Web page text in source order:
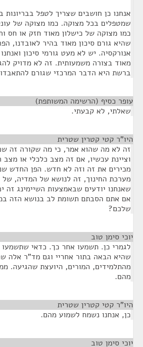
אנחנו כן חושבים שצריך לטפל בבריונות
שמטפלים בכל מצוקה. כמו מצוקה של
כמו מצוקה של כישלון מאוד חזק או חס
שהיא גורם סיכון מאוד בהיר לאובדנו,
אנורקסיה. יש לא מעט גורמי סיכון
מאוד בצורה משמעותית. זה לא מדויק
ברשת היא הדבר המרכזי שגורם
עופר כסיף (הרשימה המשותפת)
שאלתי, לא קבעתי.
היו"ר קטי קטרין שטרית
זה לא מה שהוא אמר, כי מה שקורה זה
וציינת עכשיו, אם זה מצב כלכלי או מצב
מכירים את זה וזה לא חדש. הפן החדש
מערכת החינוך, זה לנושא של המדיה,
שאנחנו יודעים שבאמצעות השיימינג זה
אם אתם הסבתם תשומת לב בנושא הזה
שלכם?
יוכי סימן טוב
לגמרי כן. תשמעו אחר כך. כדאי
שהיא הבאה בתור אחריי וגם מד"ר אלה
מהתלמידים, המורים, היועצת שהגיעה.
מהם.
היו"ר קטי קטרין שטרית
כן, אנחנו נשמח לשמוע מהם.
יוכי סימן טוב